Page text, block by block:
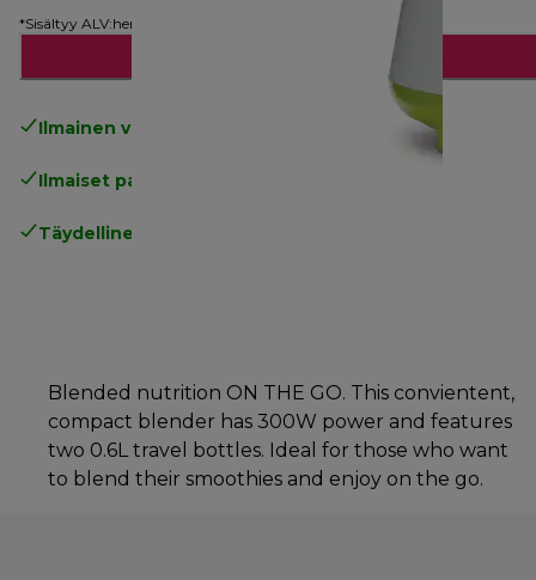
*Sisältyy ALV:hen
Ilmainen vakiotoimitus
Ilmaiset palautukset
Täydellinen valmistajan takuu
Blended nutrition ON THE GO. This convientent,
compact blender has 300W power and features
two 0.6L travel bottles. Ideal for those who want
to blend their smoothies and enjoy on the go.